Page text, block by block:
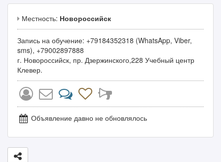
Местность: Новороссийск
Запись на обучение: +79184352318 (WhatsApp, Viber,
sms), +79002897888
г. Новороссийск, пр. Дзержинского,228 Учебный центр
Клевер.
Объявление давно не обновлялось